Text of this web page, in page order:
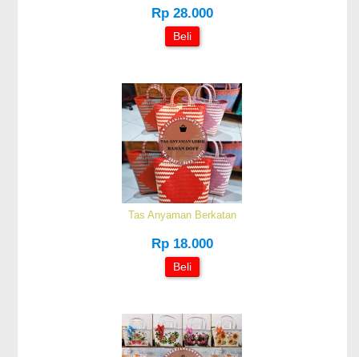
Rp 28.000
Beli
Tas Anyaman Berkatan
Rp 18.000
Beli